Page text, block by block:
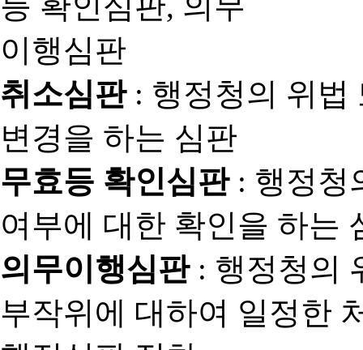
취소심판: 행정청의 위법
변경을 하는 심판
무효등 확인심판: 행정청
여부에 대한 확인을 하는
의무이행심판: 행정청의
부작위에 대하여 일정한